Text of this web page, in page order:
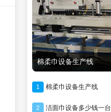
棉柔巾设备生产线
1 棉柔巾设备生产线
2 洁面巾设备多少钱一台